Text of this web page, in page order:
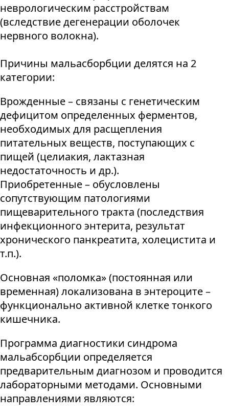
неврологическим расстройствам
(вследствие дегенерации оболочек
нервного волокна).
Причины мальасборбции делятся на 2
категории:
Врожденные – связаны с генетическим
дефицитом определенных ферментов,
необходимых для расщепления
питательных веществ, поступающих с
пищей (целиакия, лактазная
недостаточность и др.).
Приобретенные – обусловлены
сопутствующим патологиями
пищеварительного тракта (последствия
инфекционного энтерита, результат
хронического панкреатита, холецистита и
т.п.).
Основная «поломка» (постоянная или
временная) локализована в энтероците –
функционально активной клетке тонкого
кишечника.
Программа диагностики синдрома
мальабсорбции определяется
предварительным диагнозом и проводится
лабораторными методами. Основными
направлениями являются: